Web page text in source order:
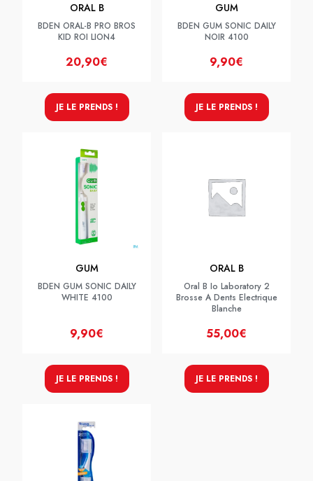
ORAL B
BDEN ORAL-B PRO BROS
KID ROI LION4
20,90€
JE LE PRENDS !
GUM
BDEN GUM SONIC DAILY
NOIR 4100
9,90€
JE LE PRENDS !
GUM
BDEN GUM SONIC DAILY
WHITE 4100
9,90€
JE LE PRENDS !
ORAL B
Oral B Io Laboratory 2
Brosse A Dents Electrique
Blanche
55,00€
JE LE PRENDS !